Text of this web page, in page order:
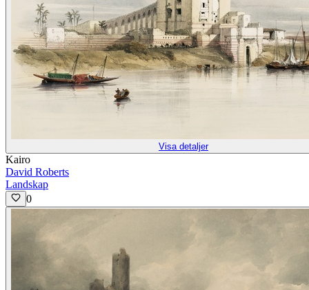
Visa detaljer
Kairo
David Roberts
Landskap
0